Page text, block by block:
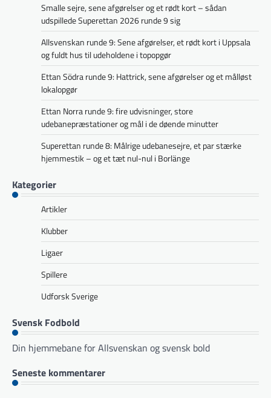
Smalle sejre, sene afgørelser og et rødt kort – sådan
udspillede Superettan 2026 runde 9 sig
Allsvenskan runde 9: Sene afgørelser, et rødt kort i Uppsala
og fuldt hus til udeholdene i topopgør
Ettan Södra runde 9: Hattrick, sene afgørelser og et målløst
lokalopgør
Ettan Norra runde 9: fire udvisninger, store
udebanepræstationer og mål i de døende minutter
Superettan runde 8: Målrige udebanesejre, et par stærke
hjemmestik – og et tæt nul-nul i Borlänge
Kategorier
Artikler
Klubber
Ligaer
Spillere
Udforsk Sverige
Svensk Fodbold
Din hjemmebane for Allsvenskan og svensk bold
Seneste kommentarer